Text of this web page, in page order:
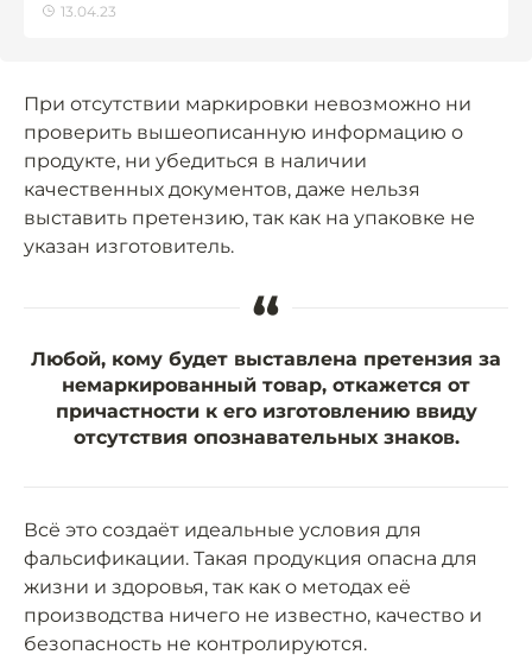
13.04.23
При отсутствии маркировки невозможно ни
проверить вышеописанную информацию о
продукте, ни убедиться в наличии
качественных документов, даже нельзя
выставить претензию, так как на упаковке не
указан изготовитель.
“
Любой, кому будет выставлена претензия за
немаркированный товар, откажется от
причастности к его изготовлению ввиду
отсутствия опознавательных знаков.
Всё это создаёт идеальные условия для
фальсификации. Такая продукция опасна для
жизни и здоровья, так как о методах её
производства ничего не известно, качество и
безопасность не контролируются.